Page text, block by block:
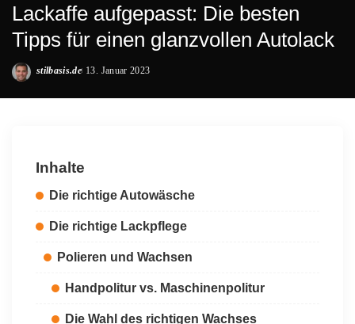
Lackaffe aufgepasst: Die besten
Tipps für einen glanzvollen Autolack
Posted
stilbasis.de 13. Januar 2023
Inhalte
Die richtige Autowäsche
Die richtige Lackpflege
Polieren und Wachsen
Handpolitur vs. Maschinenpolitur
Die Wahl des richtigen Wachses